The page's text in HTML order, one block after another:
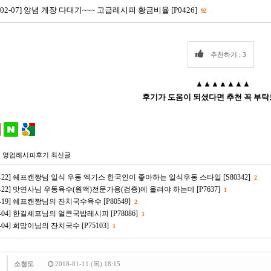
07] 양념 게장 다대기~~~ 고급레시피 황금비율 [P0426] 92
추천하기 : 3
▲▲▲▲▲▲▲
후기가 도움이 되셨다면 추천 꼭 부
업레시피후기 최신글
22] 쉐프캔짱님 일식 우동 엑기스 한국인이 좋아하는 일식우동 스타일 [S80342] 2
22] 맛연사님 우동육수(원액)전문가용(검증)에 올려야 하는데 [P7637] 1
19] 쉐프캔짱님의 잔치국수육수 [P80549] 2
04] 한길셰프님의 얼큰국밥레시피 [P78086] 1
04] 희망이님의 잔치국수 [P75103] 1
소청도 2018-01-11 (목) 18:15